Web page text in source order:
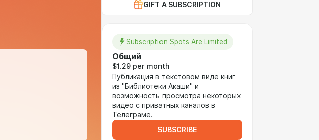
GIFT A SUBSCRIPTION
Subscription Spots Are Limited
Общий
$1.29 per month
Публикация в текстовом виде книг
из "Библиотеки Акаши" и
возможность просмотра некоторых
видео с приватных каналов в
Телеграме.
SUBSCRIBE